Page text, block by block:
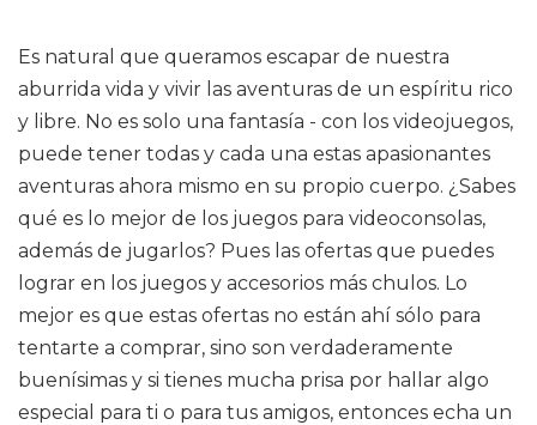
Es natural que queramos escapar de nuestra
aburrida vida y vivir las aventuras de un espíritu rico
y libre. No es solo una fantasía - con los videojuegos,
puede tener todas y cada una estas apasionantes
aventuras ahora mismo en su propio cuerpo. ¿Sabes
qué es lo mejor de los juegos para videoconsolas,
además de jugarlos? Pues las ofertas que puedes
lograr en los juegos y accesorios más chulos. Lo
mejor es que estas ofertas no están ahí sólo para
tentarte a comprar, sino son verdaderamente
buenísimas y si tienes mucha prisa por hallar algo
especial para ti o para tus amigos, entonces echa un